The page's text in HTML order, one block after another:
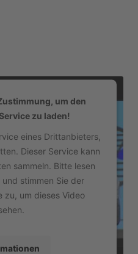
um den
zu laden!
eines Drittanbieters,
Dieser Service kann
sammeln. Bitte lesen
stimmen Sie der
zu, um dieses Video